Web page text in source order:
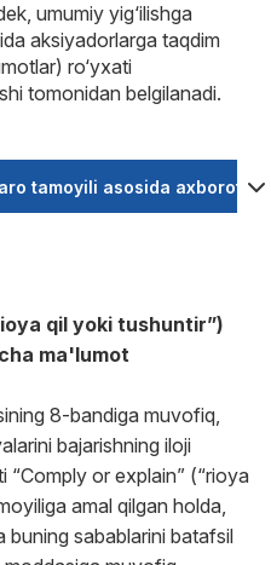
umumiy yig‘ilishga
aksiyadorlarga taqdim
ro‘yxati
tomonidan belgilanadi.
tamoyili asosida axborot
qil yoki tushuntir”)
ma'lumot
8-bandiga muvofiq,
bajarishning iloji
“Сomply or explain” (“rioya
amal qilgan holda,
sabablarini batafsil